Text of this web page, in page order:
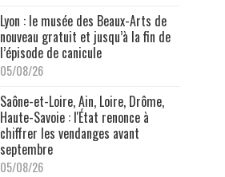
Lyon : le musée des Beaux-Arts de
nouveau gratuit et jusqu’à la fin de
l’épisode de canicule
05/08/26
Saône-et-Loire, Ain, Loire, Drôme,
Haute-Savoie : l'État renonce à
chiffrer les vendanges avant
septembre
05/08/26